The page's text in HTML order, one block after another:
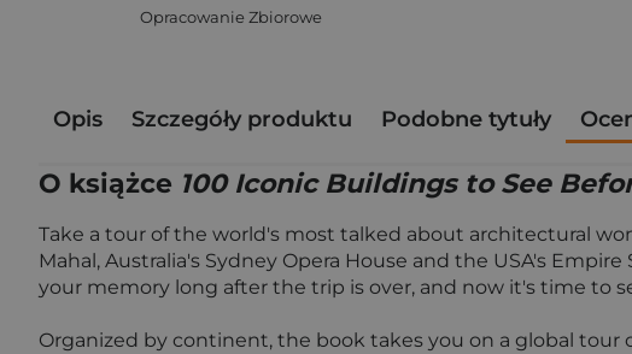
Opracowanie Zbiorowe
Opis Szczegóły produktu Podobne tytuły
O książce 100 Iconic Buildings to See
Take a tour of the world's most talked about architectural
Mahal, Australia's Sydney Opera House and the USA's
your memory long after the trip is over, and now it's time to
Organized by continent, the book takes you on a global